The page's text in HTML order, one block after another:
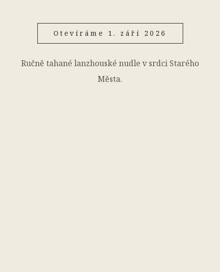
Otevíráme 1. září 2026
Ručně tahané lanzhouské nudle v srdci Starého
Města.